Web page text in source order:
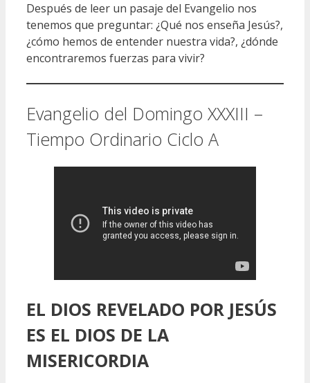
Después de leer un pasaje del Evangelio nos
tenemos que preguntar: ¿Qué nos enseña Jesús?,
¿cómo hemos de entender nuestra vida?, ¿dónde
encontraremos fuerzas para vivir?
Evangelio del Domingo XXXIII –
Tiempo Ordinario Ciclo A
EL DIOS REVELADO POR JESÚS
ES EL DIOS DE LA
MISERICORDIA